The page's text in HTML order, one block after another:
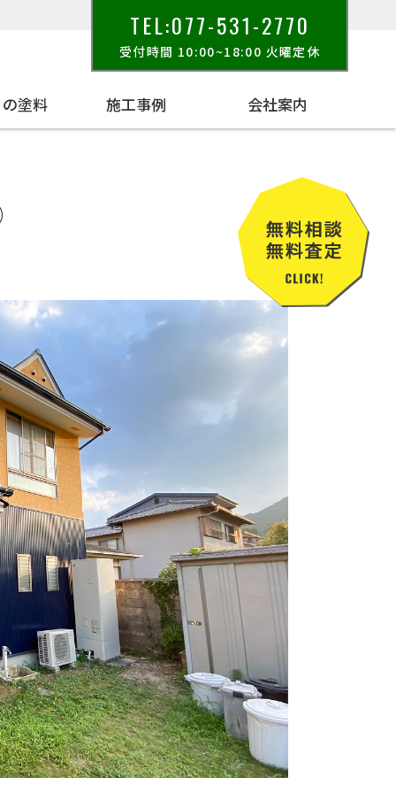
TEL:077-531-2770
受付時間 10:00~18:00 火曜定休
塗料 施工事例 会社案内